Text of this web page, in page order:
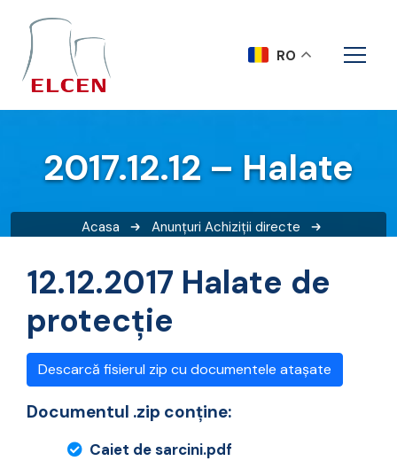
2017.12.12 – Halate
Acasa Anunțuri Achiziții directe
12.12.2017 Halate de
protecție
Descarcă fisierul zip cu documentele atașate
Documentul .zip conține:
Caiet de sarcini.pdf
RO